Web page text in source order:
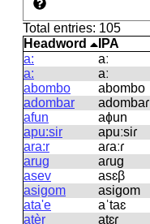
Total entries: 105
Headword
IPA
a:
aː
a:
aː
abombo
abombo
adombar
adombaɾ
afun
aɸun
apu:sir
apuːsiɾ
ara:r
aɾaːɾ
arug
aɾuɡ
asev
asɛβ
asigom
asiɡom
ata'e
aˈtaɛ
atèr
atɛɾ